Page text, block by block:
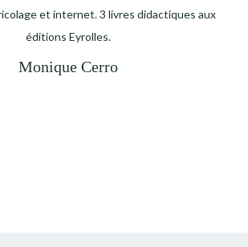
et internet. 3 livres didactiques aux
éditions Eyrolles.
Monique Cerro